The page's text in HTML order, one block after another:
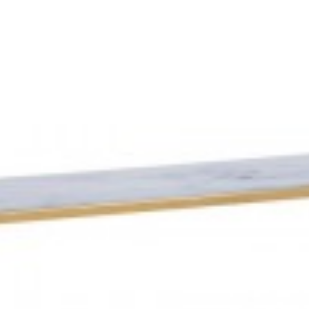
SZKLANY BLAT STOLIKA
EUPHORIA...
313,74 zł352,52 zł -11%